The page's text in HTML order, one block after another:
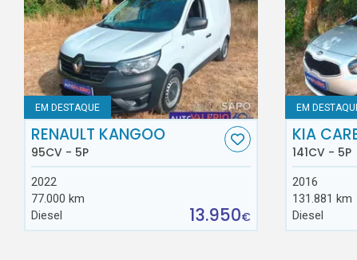
EM DESTAQUE
RENAULT KANGOO
95CV - 5P
2022
77.000 km
Diesel
13.950€
EM
KIA
141CV - 5P
2016
131.881 km
Diesel